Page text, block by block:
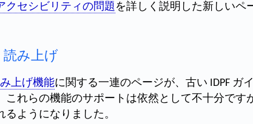
クセシビリティの問題 を詳しく説明した新しいペ
み上げ
上げ機能に関する一連のページが、古い IDPF ガ
これらの機能のサポートは依然として不十分です
ようになりました。